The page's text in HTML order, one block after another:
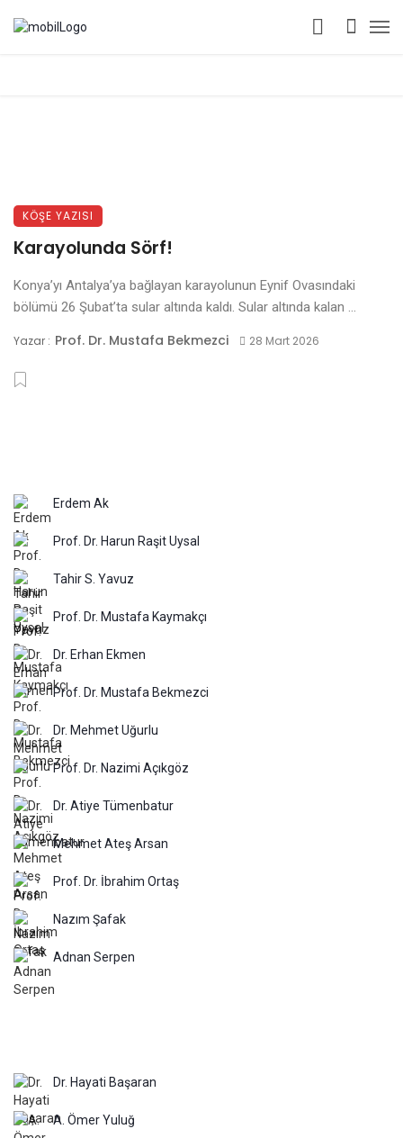
KÖŞE YAZISI
Karayolunda Sörf!
Konya’yı Antalya’ya bağlayan karayolunun Eynif Ovasındaki
bölümü 26 Şubat’ta sular altında kaldı. Sular altında kalan ...
Yazar : Prof. Dr. Mustafa Bekmezci 28 Mart 2026
Erdem Ak
Prof. Dr. Harun Raşit Uysal
Tahir S. Yavuz
Prof. Dr. Mustafa Kaymakçı
Dr. Erhan Ekmen
Prof. Dr. Mustafa Bekmezci
Dr. Mehmet Uğurlu
Prof. Dr. Nazimi Açıkgöz
Dr. Atiye Tümenbatur
Mehmet Ateş Arsan
Prof. Dr. İbrahim Ortaş
Nazım Şafak
Adnan Serpen
Dr. Hayati Başaran
A. Ömer Yuluğ